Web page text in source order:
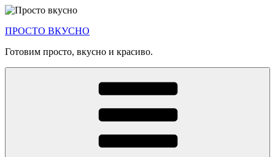
Перейти
содержимому
ПРОСТО ВКУСНО
Готовим просто, вкусно и красиво.